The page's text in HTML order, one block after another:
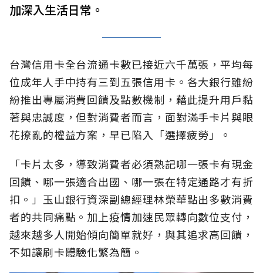
加深入生活日常。
台灣信用卡全台流通卡數已接近六千萬張，平均每
位成年人手中持有三到五張信用卡。各大銀行雖紛
紛推出專屬消費回饋及點數機制，藉此提升用戶黏
著與忠誠度，但對消費者而言，面對滿手卡片與眼
花撩亂的權益方案，早已陷入「選擇疲勞」。
「卡片太多，導致消費者必須熟記哪一張卡有現金
回饋、哪一張適合出國、哪一張在特定通路才有折
扣。」玉山銀行資深副總經理林榮華點出多數消費
者的共同痛點。加上疫情加速民眾轉向數位支付，
越來越多人開始傾向簡單就好，與其追求高回饋，
不如讓刷卡體驗化繁為簡。